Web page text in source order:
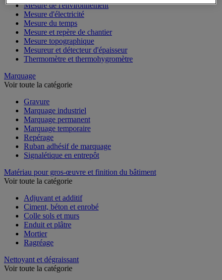
Mesure de l'environnement
Mesure d'électricité
Mesure du temps
Mesure et repère de chantier
Mesure topographique
Mesureur et détecteur d'épaisseur
Thermomètre et thermohygromètre
Marquage
Voir toute la catégorie
Gravure
Marquage industriel
Marquage permanent
Marquage temporaire
Repérage
Ruban adhésif de marquage
Signalétique en entrepôt
Matériau pour gros-œuvre et finition du bâtiment
Voir toute la catégorie
Adjuvant et additif
Ciment, béton et enrobé
Colle sols et murs
Enduit et plâtre
Mortier
Ragréage
Nettoyant et dégraissant
Voir toute la catégorie